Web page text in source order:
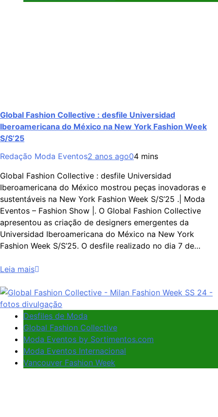
Global Fashion Collective : desfile Universidad
Iberoamericana do México na New York Fashion Week
S/S’25
Redação Moda Eventos2 anos ago04 mins
Global Fashion Collective : desfile Universidad
Iberoamericana do México mostrou peças inovadoras e
sustentáveis na New York Fashion Week S/S’25 .| Moda
Eventos – Fashion Show |. O Global Fashion Collective
apresentou as criação de designers emergentes da
Universidad Iberoamericana do México na New York
Fashion Week S/S’25. O desfile realizado no dia 7 de…
Leia mais
Desfiles de Moda
Global Fashion Collective
Moda Eventos by Sortimentos.com
Moda Eventos Internacional
Vancouver Fashion Week